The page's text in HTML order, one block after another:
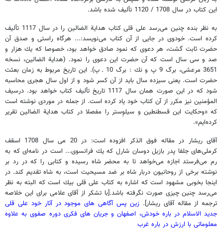
اين كتاب در سال 1708 / 1120 تأليف شده باشد.
به نظر بنده چنين مى‌رسد على قلى كتاب هداية الضالين را در سال 1117 تأليف
كرده است. خودوى در جايى از آن كتاب مى‌نويسد:... هرگاه راستى و صدق آن
حضرت ثابت گشت، هر دعوى كه نمود صادق خواهد بود، خصوصا كه يك هزار و
صد و سى سال است كه آن حضرت اين دعوى را نمود. (هداية الضالين، نسخه
3651 مرعشى، برگ 9 پ و نك : برگ 10 ـ پ). اين تاريخ مربوط به زمان بعثت
حضرت است. يعنى سيزده سال بايد از آن كسر شود و از اول سال هجرى محاسبه
شود كه در اين صورت همان سال 1117 تاريخ تأليف كتاب خواهد بود. درسيف
المؤمنين نيز مكرر از آن كتاب خود ياد كرده است. از جمله در موردى نوشته است
كه «وحكايت اين قسطنطين و سيلوِستر را مفصلا در كتاب هداية الضالين تقرير
كرده‌ايم».
آقای ریشار در مقاله فوق الذکر افزوده است: در 20 مى سال 1708 اسقف
كرملى‌هاى جلفا پدر بازيل دوسان شارل كه يك فرانسوى... است در نامه‌اى كه به
رم مى‌فرستد اجازه مى‌خواهد تا به محضر شاه رسيده و كتابى را كه در رد بر
نوشته برخى از روحانيون دربار شاه بر ضد مسيحيت است، به شاه تقديم كند. در
اينجا بخوبى مشهود است كه اشاره به كتاب على قلى بيك است كه البته به نظر
مى‌رسد چنين چيزى صورت نگرفته باشد.[با تشکر از آقای علامی برای این خلاصه
ترجمه از مقاله آقای ریشار]. زین پس آگاهی های موجود در آثار خود علی قلی
جدید الاسلام در باره خودش، اصفهان و جریان های فکری دوره صفوی به علاوه
معلوماتی با ارزش در باره غرب